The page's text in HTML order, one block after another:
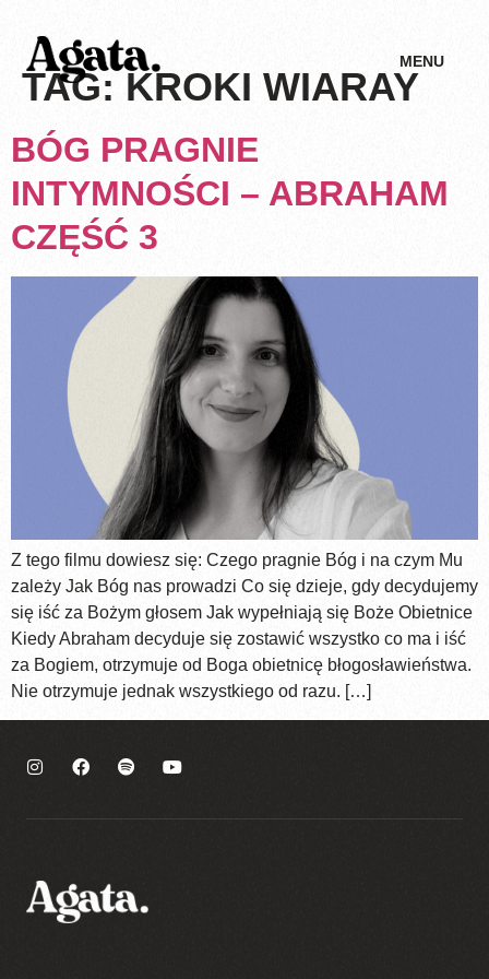
MENU
TAG: KROKI WIARAY
BÓG PRAGNIE
INTYMNOŚCI – ABRAHAM
CZĘŚĆ 3
Z tego filmu dowiesz się: Czego pragnie Bóg i na czym Mu
zależy Jak Bóg nas prowadzi Co się dzieje, gdy decydujemy
się iść za Bożym głosem Jak wypełniają się Boże Obietnice
Kiedy Abraham decyduje się zostawić wszystko co ma i iść
za Bogiem, otrzymuje od Boga obietnicę błogosławieństwa.
Nie otrzymuje jednak wszystkiego od razu. […]